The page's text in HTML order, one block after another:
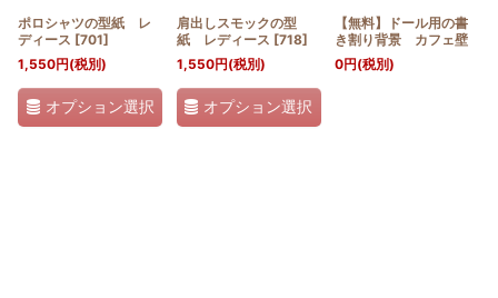
ポロシャツの型紙 レ
ディース [701]
1,550円(税別)
オプション選択
肩出しスモックの型
紙 レディース [718]
1,550円(税別)
オプション選択
【無料】ドール用の書
き割り背景 カフェ壁
0円(税別)